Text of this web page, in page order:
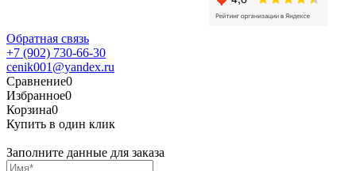
Обратная связь
+7 (902) 730-66-30
cenik001@yandex.ru
Сравнение0
Избранное0
Корзина0
Купить в один клик
Заполните данные для заказа